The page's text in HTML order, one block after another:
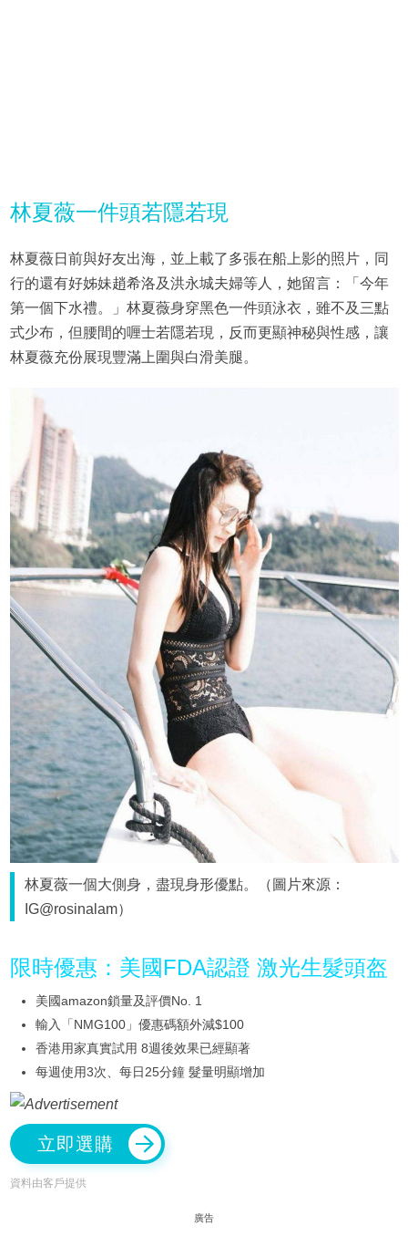
林夏薇一件頭若隱若現
林夏薇日前與好友出海，並上載了多張在船上影的照片，同
行的還有好姊妹趙希洛及洪永城夫婦等人，她留言：「今年
第一個下水禮。」林夏薇身穿黑色一件頭泳衣，雖不及三點
式少布，但腰間的喱士若隱若現，反而更顯神秘與性感，讓
林夏薇充份展現豐滿上圍與白滑美腿。
林夏薇一個大側身，盡現身形優點。（圖片來源：
IG@rosinalam）
限時優惠：美國FDA認證 激光生髮頭盔
美國amazon鎖量及評價No. 1
輸入「NMG100」優惠碼額外減$100
香港用家真實試用 8週後效果已經顯著
每週使用3次、每日25分鐘 髮量明顯增加
立即選購
資料由客戶提供
廣告